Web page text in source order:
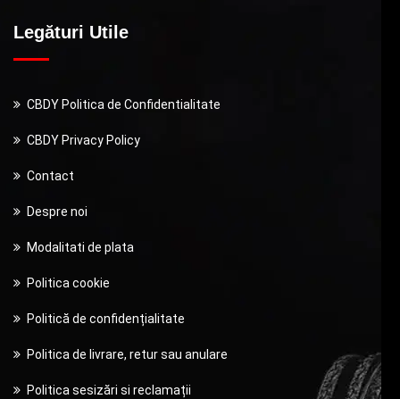
Legături Utile
CBDY Politica de Confidentialitate
CBDY Privacy Policy
Contact
Despre noi
Modalitati de plata
Politica cookie
Politică de confidențialitate
Politica de livrare, retur sau anulare
Politica sesizări si reclamații